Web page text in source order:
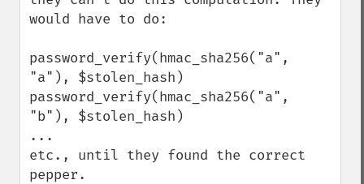
would have to do:
password_verify(hmac_sha256("a",
"a"), $stolen_hash)
password_verify(hmac_sha256("a",
"b"), $stolen_hash)
...
etc., until they found the correct
pepper.